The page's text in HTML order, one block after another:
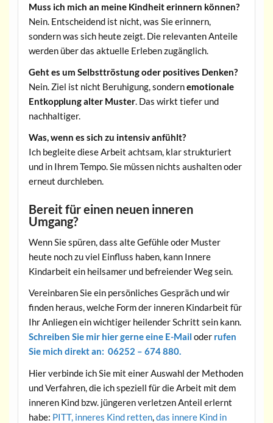
Muss ich mich an meine Kindheit erinnern können?
Nein. Entscheidend ist nicht, was Sie erinnern,
sondern was sich heute zeigt. Die relevanten Anteile
werden über das aktuelle Erleben zugänglich.
Geht es um Selbsttröstung oder positives Denken?
Nein. Ziel ist nicht Beruhigung, sondernemotionale
Entkopplung alter Muster. Das wirkt tiefer und
nachhaltiger.
Was, wenn es sich zu intensiv anfühlt?
Ich begleite diese Arbeit achtsam, klar strukturiert
und in Ihrem Tempo. Sie müssen nichts aushalten oder
erneut durchleben.
Bereit für einen neuen inneren
Umgang?
Wenn Sie spüren, dass alte Gefühle oder Muster
heute noch zu viel Einfluss haben, kann Innere
Kindarbeit ein heilsamer und befreiender Weg sein.
Vereinbaren Sie ein persönliches Gespräch und wir
finden heraus, welche Form der inneren Kindarbeit für
Ihr Anliegen ein wichtiger heilender Schritt sein kann.
Schreiben Sie mir hier gerne eine E-Mail oder rufen
Sie mich direkt an: 06252 – 674 880.
Hier verbinde ich Sie mit einer Auswahl der Methoden
und Verfahren, die ich speziell für die Arbeit mit dem
inneren Kind bzw. jüngeren verletzen Anteil erlernt
habe: PITT, inneres Kind retten, das innere Kind in